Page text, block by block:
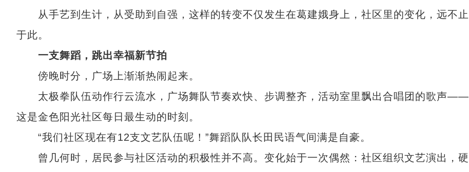
从手艺到生计，从受助到自强，这样的转变不仅发生在葛建娥身上，社区里的变化，远不止
于此。
一支舞蹈，跳出幸福新节拍
傍晚时分，广场上渐渐热闹起来。
太极拳队伍动作行云流水，广场舞队节奏欢快、步调整齐，活动室里飘出合唱团的歌声——
这是金色阳光社区每日最生动的时刻。
“我们社区现在有12支文艺队伍呢！”舞蹈队队长田民语气间满是自豪。
曾几何时，居民参与社区活动的积极性并不高。变化始于一次偶然：社区组织文艺演出，硬